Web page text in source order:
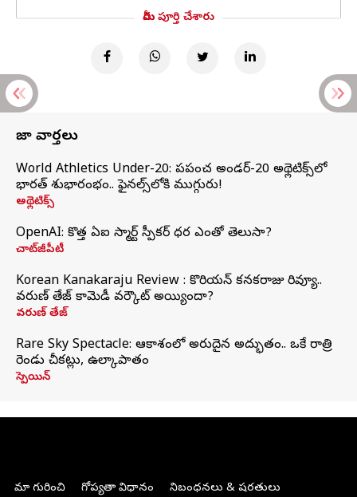
మీరు పూర్తి చేశారు
తాజా వార్తలు
World Athletics Under-20: ప్రపంచ అండర్-20 అథ్లెటిక్స్‌లో
భారత్‌ శుభారంభం.. ఫైనల్స్‌లోకి ముగ్గురు!
అథ్లెటిక్స్
OpenAI: కొత్త ఏఐ స్మార్ట్ స్పీకర్ ధర ఎంతో తెలుసా?
చాట్‌జీపీటీ
Korean Kanakaraju Review : కొరియన్ కనకరాజు రివ్యూ..
వరుణ్ తేజ్ కామెడీ వర్కౌట్ అయ్యిందా?
వరుణ్ తేజ్
Rare Sky Spectacle: ఆకాశంలో అరుదైన అద్భుతం.. ఒకే రాత్రి
రెండు చీకట్లు, ఉల్కాపాతం
స్పెయిన్
మా గురించి గోప్యతా విధానం నిబంధనలు & షరతులు